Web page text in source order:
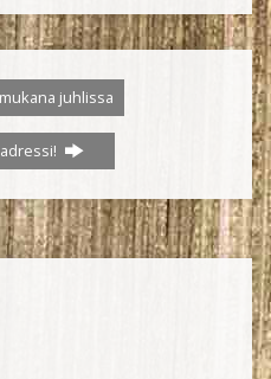
juhlissa